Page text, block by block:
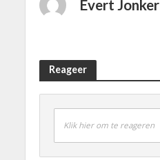
Evert Jonker
Reageer
Klik hier om te reageren